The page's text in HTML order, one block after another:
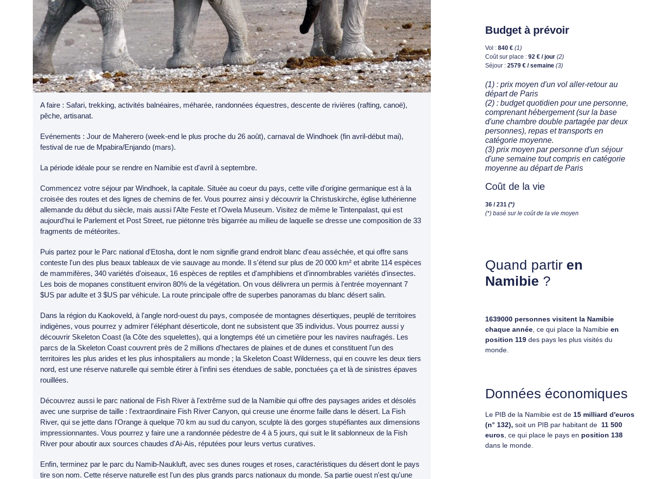
A faire : Safari, trekking, activités balnéaires, méharée, randonnées équestres, descente de rivières (rafting, canoë),
pêche, artisanat.
Evénements : Jour de Maherero (week-end le plus proche du 26 août), carnaval de Windhoek (fin avril-début mai),
festival de rue de Mpabira/Enjando (mars).
La période idéale pour se rendre en Namibie est d'avril à septembre.
Commencez votre séjour par Windhoek, la capitale. Située au coeur du pays, cette ville d'origine germanique est à la
croisée des routes et des lignes de chemins de fer. Vous pourrez ainsi y découvrir la Christuskirche, église luthérienne
allemande du début du siècle, mais aussi l'Alte Feste et l'Owela Museum. Visitez de même le Tintenpalast, qui est
aujourd'hui le Parlement et Post Street, rue piétonne très bigarrée au milieu de laquelle se dresse une composition de 33
fragments de météorites.
Puis partez pour le Parc national d'Etosha, dont le nom signifie grand endroit blanc d'eau asséchée, et qui offre sans
conteste l'un des plus beaux tableaux de vie sauvage au monde. Il s'étend sur plus de 20 000 km² et abrite 114 espèces
de mammifères, 340 variétés d'oiseaux, 16 espèces de reptiles et d'amphibiens et d'innombrables variétés d'insectes.
Les bois de mopanes constituent environ 80% de la végétation. On vous délivrera un permis à l'entrée moyennant 7
$US par adulte et 3 $US par véhicule. La route principale offre de superbes panoramas du blanc désert salin.
Dans la région du Kaokoveld, à l'angle nord-ouest du pays, composée de montagnes désertiques, peuplé de territoires
indigènes, vous pourrez y admirer l'éléphant déserticole, dont ne subsistent que 35 individus. Vous pourrez aussi y
découvrir Skeleton Coast (la Côte des squelettes), qui a longtemps été un cimetière pour les navires naufragés. Les
parcs de la Skeleton Coast couvrent près de 2 millions d'hectares de plaines et de dunes et constituent l'un des
territoires les plus arides et les plus inhospitaliers au monde ; la Skeleton Coast Wilderness, qui en couvre les deux tiers
nord, est une réserve naturelle qui semble étirer à l'infini ses étendues de sable, ponctuées ça et là de sinistres épaves
rouillées.
Découvrez aussi le parc national de Fish River à l'extrême sud de la Namibie qui offre des paysages arides et désolés
avec une surprise de taille : l'extraordinaire Fish River Canyon, qui creuse une énorme faille dans le désert. La Fish
River, qui se jette dans l'Orange à quelque 70 km au sud du canyon, sculpte là des gorges stupéfiantes aux dimensions
impressionnantes. Vous pourrez y faire une a randonnée pédestre de 4 à 5 jours, qui suit le lit sablonneux de la Fish
River pour aboutir aux sources chaudes d'Ai-Ais, réputées pour leurs vertus curatives.
Enfin, terminez par le parc du Namib-Naukluft, avec ses dunes rouges et roses, caractéristiques du désert dont le pays
tire son nom. Cette réserve naturelle est l'un des plus grands parcs nationaux du monde. Sa partie ouest n'est qu'une
Budget à prévoir
Vol :840 €(1)
Coût sur place :92 € / jour(2)
Séjour :2579 € / semaine(3)
(1) : prix moyen d'un vol aller-retour au
départ de Paris
(2) : budget quotidien pour une personne,
comprenant hébergement (sur la base
d'une chambre double partagée par deux
personnes), repas et transports en
catégorie moyenne.
(3) prix moyen par personne d'un séjour
d'une semaine tout compris en catégorie
moyenne au départ de Paris
Coût de la vie
36 / 231(*)
(*) basé sur le coût de la vie moyen
Quand partir en
Namibie ?
1639000 personnes visitent la Namibie
chaque année , ce qui place la Namibieen
position 119 des pays les plus visités du
monde.
Données économiques
Le PIB de la Namibie est de 15 milliard d'euros
(n° 132),soit un PIB par habitant de 11 500
euros , ce qui place le pays en position 138
dans le monde.